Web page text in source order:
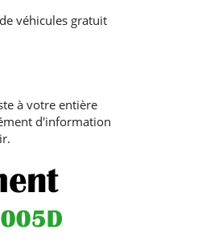
véhicules gratuit
à votre entière
d'information